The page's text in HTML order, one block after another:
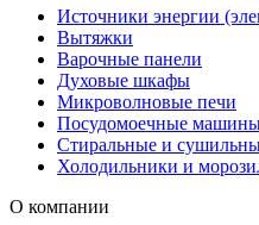
Источники энергии
Вытяжки
Варочные панели
Духовые шкафы
Микроволновые печи
Посудомоечные
Стиральные и
Холодильники и
О компании